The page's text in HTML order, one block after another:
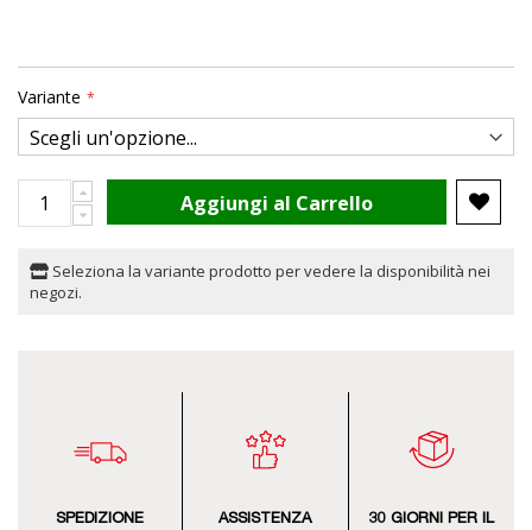
Variante
Aggiungi al Carrello
Seleziona la variante prodotto per vedere la disponibilità nei
negozi.
SPEDIZIONE
ASSISTENZA
30 GIORNI PER IL